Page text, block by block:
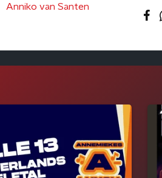
Anniko van Santen